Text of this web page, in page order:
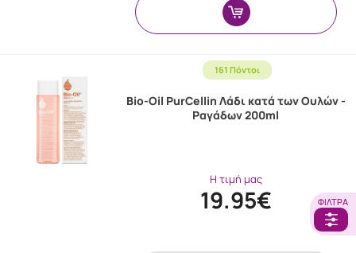
ΦΊΛΤΡΑ
161 Πόντοι
Bio-Oil PurCellin Λάδι κατά των Ουλών -
Ραγάδων 200ml
Η τιμή μας
19.95€